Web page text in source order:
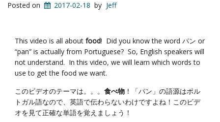
Posted on 2017-02-18 by Jeff
This video is all about food! Did you know the word パン or
“pan” is actually from Portuguese? So, English speakers will
not understand. In this video, we will learn which words to
use to get the food we want.
このビデオのテーマは。。。 食べ物 ！「パン」の語源はポル
トガル語なので、英語で伝わらないわけですよね！このビデ
オを見て正確な単語を覚えましょう！